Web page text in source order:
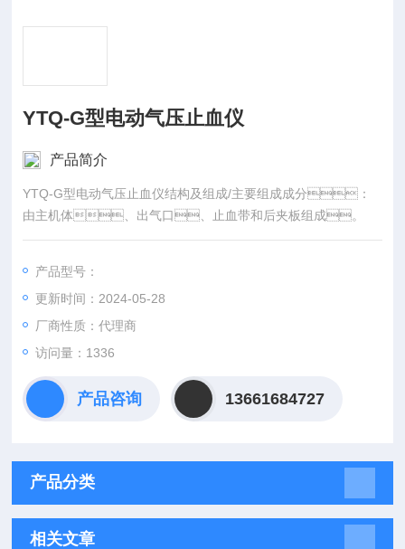
YTQ-G型电动气压止血仪
产品简介
YTQ-G型电动气压止血仪结构及组成/主要组成成分：
由主机体、出气口、止血带和后夹板组成。
产品型号：
更新时间：2024-05-28
厂商性质：代理商
访问量：1336
产品咨询 13661684727
产品分类
相关文章